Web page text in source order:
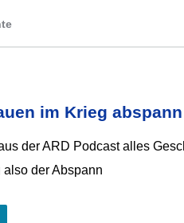
im Krieg
der ARD Podcast alles
der Abspann